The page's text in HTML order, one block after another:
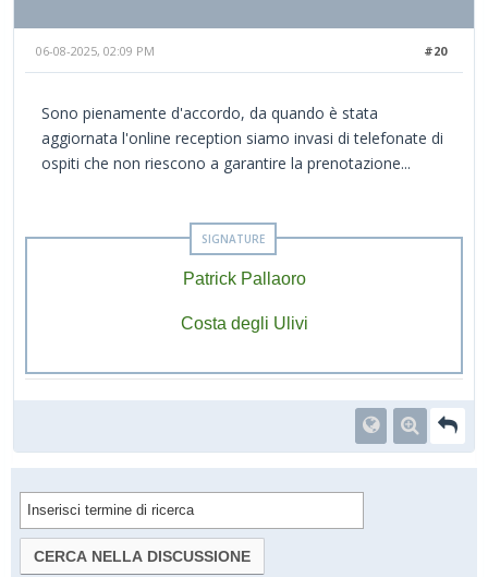
#20
06-08-2025, 02:09 PM
Sono pienamente d'accordo, da quando è stata
aggiornata l'online reception siamo invasi di telefonate di
ospiti che non riescono a garantire la prenotazione...
Patrick Pallaoro
Costa degli Ulivi